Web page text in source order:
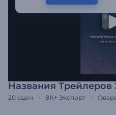
Названия
20 сцен 8K+ Экспорт